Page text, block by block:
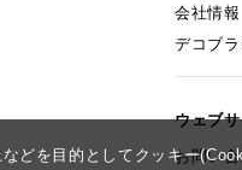
どを目的としてクッキー
会社情報
デコブ
ウェブ
お問い